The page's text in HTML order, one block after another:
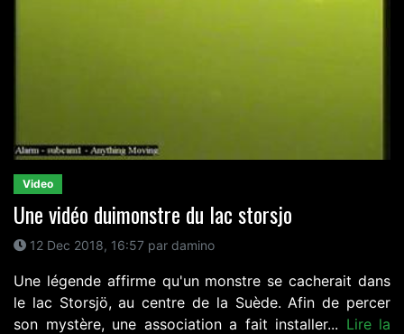
Video
Une vidéo duimonstre du lac storsjo
12 Dec 2018, 16:57 par damino
Une légende affirme qu'un monstre se cacherait dans
le lac Storsjö, au centre de la Suède. Afin de percer
son mystère, une association a fait installer... Lire la